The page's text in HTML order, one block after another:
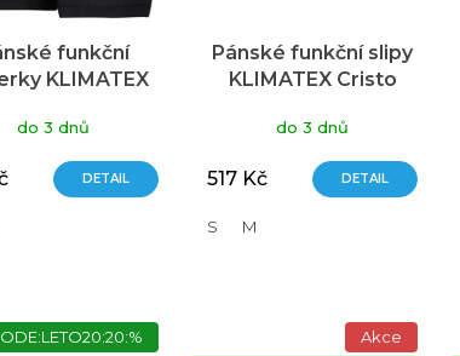
funkční
KLIMATEX
do 3 dnů
DETAIL
Pánské funkční slipy
KLIMATEX Cristo
do 3 dnů
517 Kč DETAIL
S M
Akce